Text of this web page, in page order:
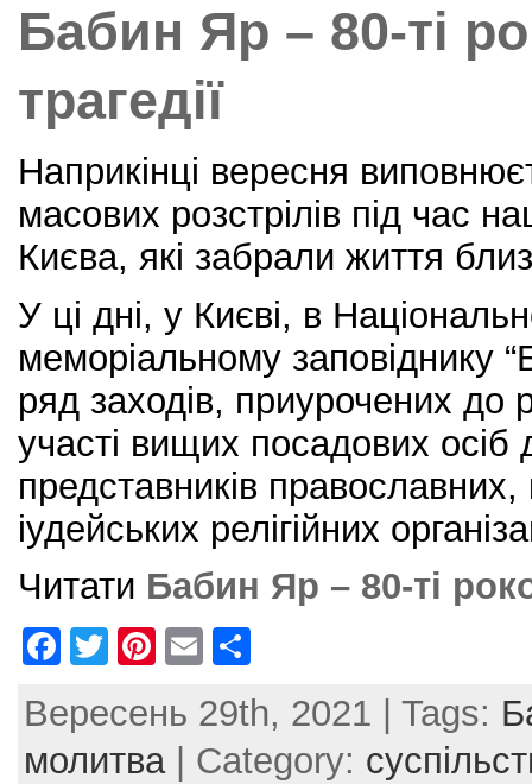
o
k
Бабин Яр – 80-ті
трагедії
Наприкінці вересня
масових розстрілів під час
Києва, які забрали життя
У ці дні, у Києві, в
меморіальному заповіднику
ряд заходів, приурочених до
участі вищих посадових
представників православних,
іудейських релігійних
Читати Бабин Яр – 80-ті
F
c
e
T
itt
er
Pi
er
e
E
ai
l
ar
e
Вересень 29th, 2021 | Tags:
молитва| Category: